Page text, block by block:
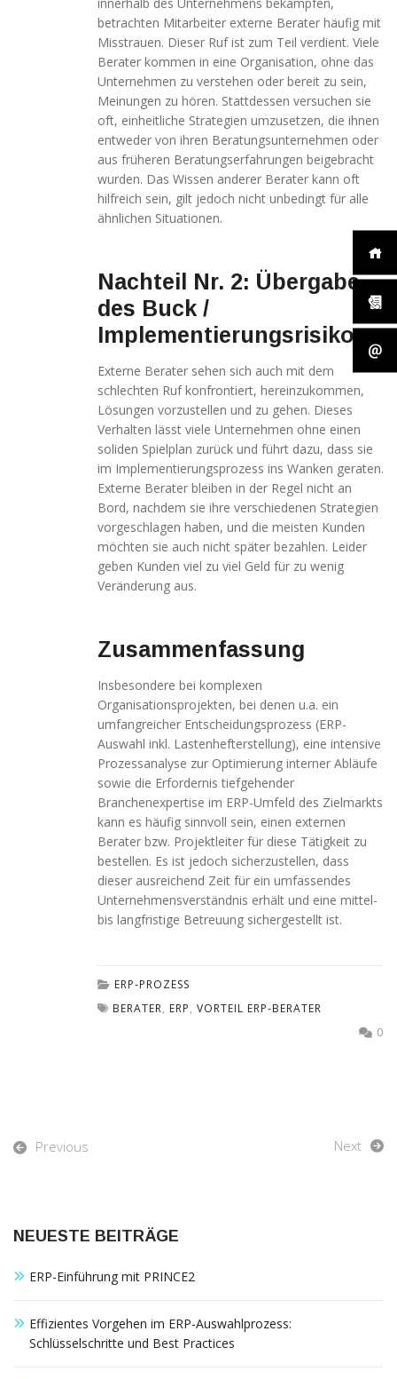
betrachten Mitarbeiter externe Berater häufig mit
Misstrauen. Dieser Ruf ist zum Teil verdient. Viele
Berater kommen in eine Organisation, ohne das
Unternehmen zu verstehen oder bereit zu sein,
Meinungen zu hören. Stattdessen versuchen sie
oft, einheitliche Strategien umzusetzen, die ihnen
entweder von ihren Beratungsunternehmen oder
aus früheren Beratungserfahrungen beigebracht
wurden. Das Wissen anderer Berater kann oft
hilfreich sein, gilt jedoch nicht unbedingt für alle
ähnlichen Situationen.
Nachteil Nr. 2: Übergabe
des Buck /
Implementierungsrisikos
Externe Berater sehen sich auch mit dem
schlechten Ruf konfrontiert, hereinzukommen,
Lösungen vorzustellen und zu gehen. Dieses
Verhalten lässt viele Unternehmen ohne einen
soliden Spielplan zurück und führt dazu, dass sie
im Implementierungsprozess ins Wanken geraten.
Externe Berater bleiben in der Regel nicht an
Bord, nachdem sie ihre verschiedenen Strategien
vorgeschlagen haben, und die meisten Kunden
möchten sie auch nicht später bezahlen. Leider
geben Kunden viel zu viel Geld für zu wenig
Veränderung aus.
Zusammenfassung
Insbesondere bei komplexen
Organisationsprojekten, bei denen u.a. ein
umfangreicher Entscheidungsprozess (ERP-
Auswahl inkl. Lastenhefterstellung), eine intensive
Prozessanalyse zur Optimierung interner Abläufe
sowie die Erfordernis tiefgehender
Branchenexpertise im ERP-Umfeld des Zielmarkts
kann es häufig sinnvoll sein, einen externen
Berater bzw. Projektleiter für diese Tätigkeit zu
bestellen. Es ist jedoch sicherzustellen, dass
dieser ausreichend Zeit für ein umfassendes
Unternehmensverständnis erhält und eine mittel-
bis langfristige Betreuung sichergestellt ist.
ERP-PROZESS
BERATER, ERP, VORTEIL ERP-BERATER
0
Previous Next
NEUESTE BEITRÄGE
ERP-Einführung mit PRINCE2
Effizientes Vorgehen im ERP-Auswahlprozess:
Schlüsselschritte und Best Practices